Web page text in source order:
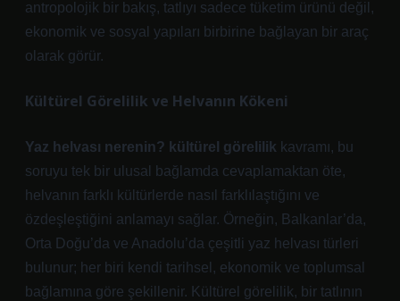
antropolojik bir bakış, tatlıyı sadece tüketim ürünü değil,
ekonomik ve sosyal yapıları birbirine bağlayan bir araç
olarak görür.
Kültürel Görelilik ve Helvanın Kökeni
Yaz helvası nerenin? kültürel görelilik kavramı, bu
soruyu tek bir ulusal bağlamda cevaplamaktan öte,
helvanın farklı kültürlerde nasıl farklılaştığını ve
özdeşleştiğini anlamayı sağlar. Örneğin, Balkanlar’da,
Orta Doğu’da ve Anadolu’da çeşitli yaz helvası türleri
bulunur; her biri kendi tarihsel, ekonomik ve toplumsal
bağlamına göre şekillenir. Kültürel görelilik, bir tatlının